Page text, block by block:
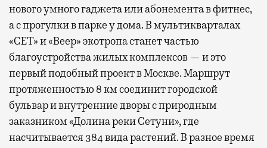
нового умного гаджета или абонемента в фитнес,
а с прогулки в парке у дома. В мультикварталах
«СЕТ» и «Веер» экотропа станет частью
благоустройства жилых комплексов — и это
первый подобный проект в Москве. Маршрут
протяженностью 8 км соединит городской
бульвар и внутренние дворы с природным
заказником «Долина реки Сетуни», где
насчитывается 384 вида растений. В разное время